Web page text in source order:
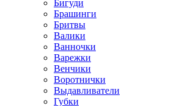
Бигуди
Брашинги
Бритвы
Валики
Ванночки
Варежки
Венчики
Воротнички
Выдавливатели
Губки